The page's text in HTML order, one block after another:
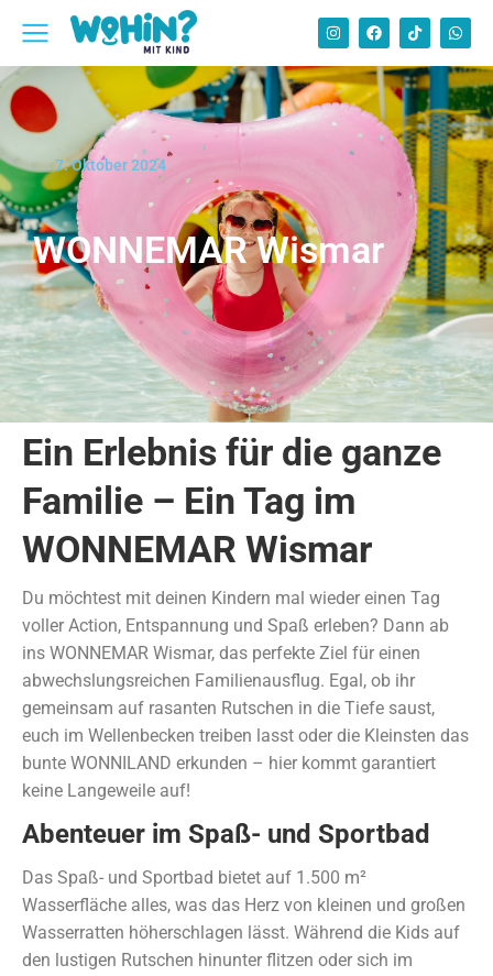
7. Oktober 2024
WONNEMAR Wismar
Ein Erlebnis für die ganze
Familie – Ein Tag im
WONNEMAR Wismar
Du möchtest mit deinen Kindern mal wieder einen Tag
voller Action, Entspannung und Spaß erleben? Dann ab
ins WONNEMAR Wismar, das perfekte Ziel für einen
abwechslungsreichen Familienausflug. Egal, ob ihr
gemeinsam auf rasanten Rutschen in die Tiefe saust,
euch im Wellenbecken treiben lasst oder die Kleinsten das
bunte WONNILAND erkunden – hier kommt garantiert
keine Langeweile auf!
Abenteuer im Spaß- und Sportbad
Das Spaß- und Sportbad bietet auf 1.500 m²
Wasserfläche alles, was das Herz von kleinen und großen
Wasserratten höherschlagen lässt. Während die Kids auf
den lustigen Rutschen hinunter flitzen oder sich im